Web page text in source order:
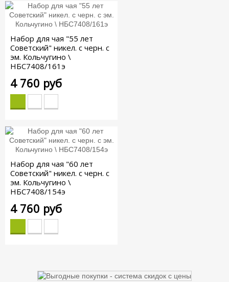
Набор для чая "55 лет
Советский" никел. с черн. с
эм. Кольчугино \
НБС7408/161э
4 760 руб
Набор для чая "60 лет
Советский" никел. с черн. с
эм. Кольчугино \
НБС7408/154э
4 760 руб